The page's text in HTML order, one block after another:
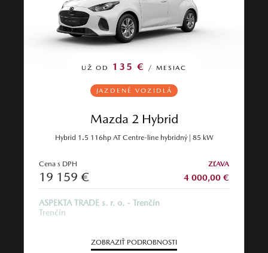
UŽ OD 135 € / MESIAC
JAZDENÉ VOZIDLÁ
Mazda 2 Hybrid
Hybrid 1.5 116hp AT Centre-line hybridný | 85 kW
Cena s DPH
19 159 €
ZĽAVA
4 000,00 €
ASPEKTA TRADE s. r. o. - Trenčín
Trenčín
ZOBRAZIŤ PODROBNOSTI